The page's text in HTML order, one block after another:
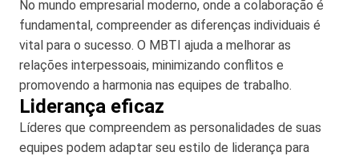
No mundo empresarial moderno, onde a colaboração é
fundamental, compreender as diferenças individuais é
vital para o sucesso. O MBTI ajuda a melhorar as
relações interpessoais, minimizando conflitos e
promovendo a harmonia nas equipes de trabalho.
Liderança eficaz
Líderes que compreendem as personalidades de suas
equipes podem adaptar seu estilo de liderança para